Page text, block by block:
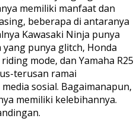
memiliki manfaat dan
beberapa di antaranya
Kawasaki Ninja punya
yang punya glitch, Honda
mode, dan Yamaha R25
terusan ramai
sosial. Bagaimanapun,
memiliki kelebihannya.